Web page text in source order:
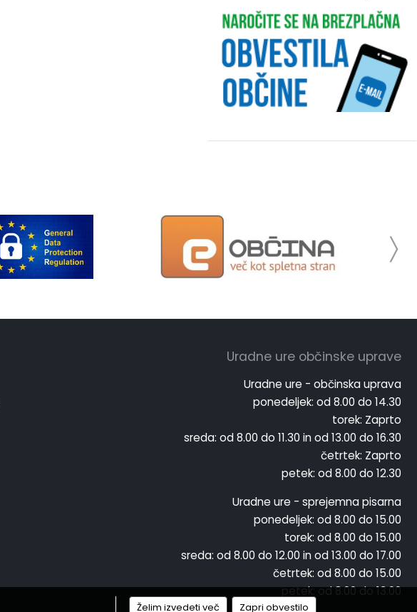
Uradne ure občinske uprave
Uradne ure - občinska uprava
ponedeljek: od 8.00 do 14.30
torek: Zaprto
sreda: od 8.00 do 11.30 in od 13.00 do 16.30
četrtek: Zaprto
petek: od 8.00 do 12.30
Uradne ure - sprejemna pisarna
ponedeljek: od 8.00 do 15.00
torek: od 8.00 do 15.00
sreda: od 8.00 do 12.00 in od 13.00 do 17.00
četrtek: od 8.00 do 15.00
petek:od 8.00 do 13.00
Želim izvedeti več Zapri obvestilo